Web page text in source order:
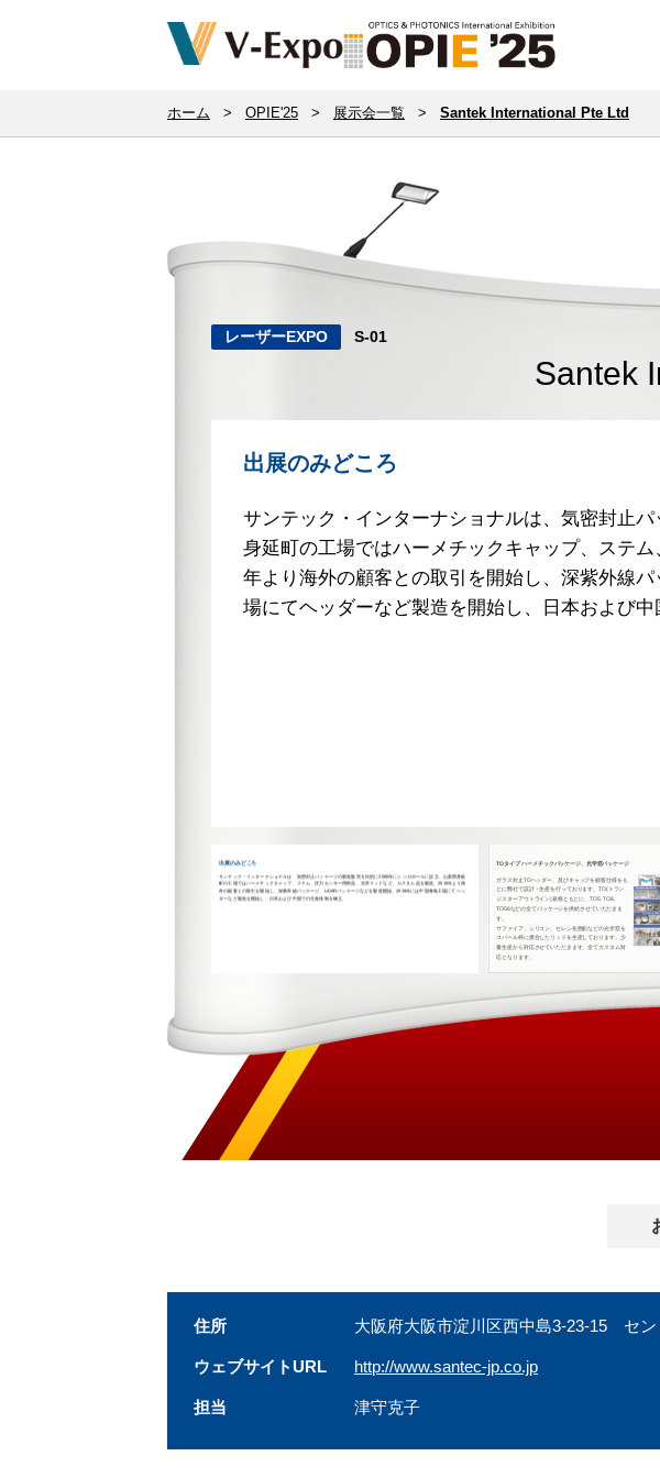
ホーム > OPIE'25 > 展示会一覧 > Santek International Pte Ltd
レーザーEXPO S-01
Santek
出展のみどころ
サンテック・インターナショナルは、気密封止
身延町の工場ではハーメチックキャップ、ステ
年より海外の顧客との取引を開始し、深紫外線
場にてヘッダーなど製造を開始し、日本および中
出展のみどころ
サンテック・インターナショナルは、気密封止パッケージの製造販売を目的に2006年にシンガポールに設立。山梨県身延
町の工場ではハーメチックキャップ、ステム、圧力センサー用部品、光学リッドなど、カスタム品を製造。2010年より海
外の顧客との取引を開始し、深紫外線パッケージ、LiDARパッケージなどを製造開始。2019年には中国青島工場にてヘッ
ダーなど製造を開始し、日本および中国での生産体制を確立。
TOタイプ ハーメチックパッケージ、光学窓パッケージ
ガラス封止TOヘッダー、及びキャップを顧客仕様をも
とに弊社で設計・生産を行っております。TO(トラン
ジスターアウトライン)規格ともとに、TO5, TO8,
TO56などの全てパッケージを供給させていただきま
す。
サファイア、シリコン、セレン化亜鉛などの光学窓を
コバール枠に接合したリッドを生産しております。少
量生産から対応させていただきます。全てカスタム対
応となります。
住所 大阪府大阪市淀川区西中島3-23-15 セン
ウェブサイトURL http://www.santec-jp.co.jp
担当 津守克子